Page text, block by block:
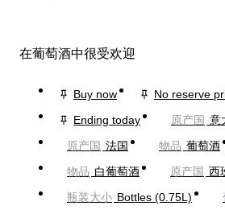
在葡萄酒中很受欢迎
Buy now
No reserve
Ending today
原产国 意
原产国 法国 物品 葡萄酒
物品 白葡萄酒 原产国 西
瓶装大小 Bottles (0.75L)